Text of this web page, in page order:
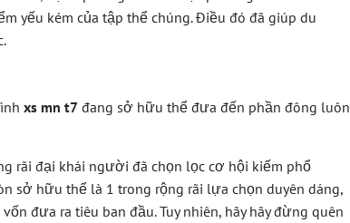
yếu kém của tập thể chúng. Điều đó đã giúp du
xs mn t7 đang sở hữu thể đưa đến phần đông luôn
rãi đại khái người đã chọn lọc cơ hội kiếm phổ
sở hữu thể là 1 trong rộng rãi lựa chọn duyên dáng,
đưa ra tiêu ban đầu. Tuy nhiên, hãy hãy đừng quên